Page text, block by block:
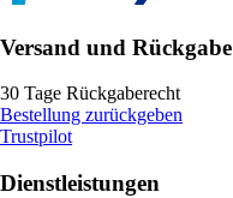
Versand und Rückgabe
30 Tage Rückgaberecht
Bestellung zurückgeben
Trustpilot
Dienstleistungen